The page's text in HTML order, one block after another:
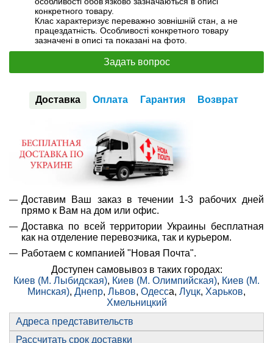
конкретного товару.
Клас характеризує переважно зовнішній стан, а не
працездатність. Особливості конкретного товару
зазначені в описі та показані на фото.
Задать вопрос
Доставка Оплата Гарантия Возврат
Доставим Ваш заказ в течении 1-3 рабочих дней
прямо к Вам на дом или офис.
Доставка по всей территории Украины бесплатная
как на отделение перевозчика, так и курьером.
Работаем с компанией "Новая Почта".
Доступен самовывоз в таких городах:
Киев (М. Лыбидская), Киев (М. Олимпийская), Киев (М.
Минская), Днепр, Львов, Одесса, Луцк, Харьков,
Хмельницкий
Адреса представительств
Рассчитать срок доставки